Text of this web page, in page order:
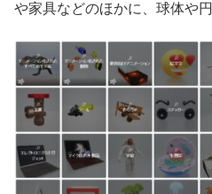
や家具などのほかに、球体や